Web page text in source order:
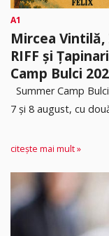
A1
Mircea Vintilă,
RIFF și
Camp Bulci
Summer Camp
7 și 8 august, cu
citește mai mult »